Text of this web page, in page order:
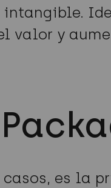
intangible.
valor y
casos, es la